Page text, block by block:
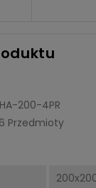
200-4PR
Przedmioty